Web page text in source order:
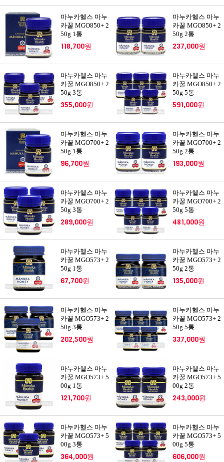
마누카헬스 마누
카꿀 MGO850+ 2
50g 1통
118,700원
마누카헬스 마누
카꿀 MGO850+ 2
50g 2통
237,000원
마누카헬스 마누
카꿀 MGO850+ 2
50g 3통
355,000원
마누카헬스 마누
카꿀 MGO850+ 2
50g 5통
591,000원
마누카헬스 마누
카꿀 MGO700+ 2
50g 1통
96,700원
마누카헬스 마누
카꿀 MGO700+ 2
50g 2통
193,000원
마누카헬스 마누
카꿀 MGO700+ 2
50g 3통
289,000원
마누카헬스 마누
카꿀 MGO700+ 2
50g 5통
481,000원
마누카헬스 마누
카꿀 MGO573+ 2
50g 1통
67,700원
마누카헬스 마누
카꿀 MGO573+ 2
50g 2통
135,000원
마누카헬스 마누
카꿀 MGO573+ 2
50g 3통
202,500원
마누카헬스 마누
카꿀 MGO573+ 2
50g 5통
337,000원
마누카헬스 마누
카꿀 MGO573+ 5
00g 1통
121,700원
마누카헬스 마누
카꿀 MGO573+ 5
00g 2통
243,000원
마누카헬스 마누
카꿀 MGO573+ 5
00g 3통
364,000원
마누카헬스 마누
카꿀 MGO573+ 5
00g 5통
606,000원